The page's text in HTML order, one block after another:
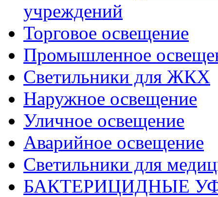
учреждений
Торговое освещение
Промышленное
Светильники для ЖКХ
Наружное освещение
Уличное освещение
Аварийное освещение
Светильники для
БАКТЕРИЦИДНЫЕ